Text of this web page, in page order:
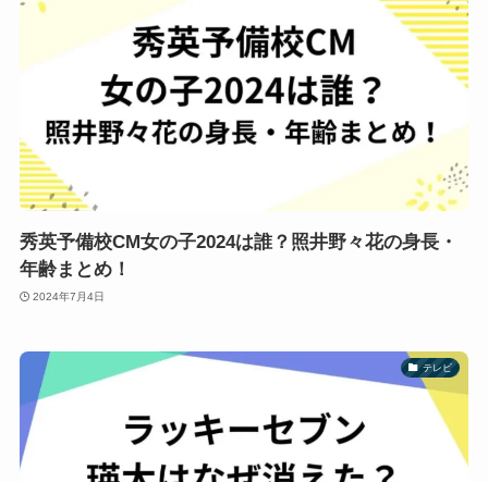
秀英予備校CM女の子2024は誰？照井野々花の身長・
年齢まとめ！
2024年7月4日
テレビ